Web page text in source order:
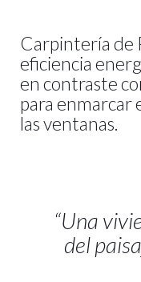
Carpintería de
eficiencia
en contraste
para enmarcar
las ventanas.
“Una
del